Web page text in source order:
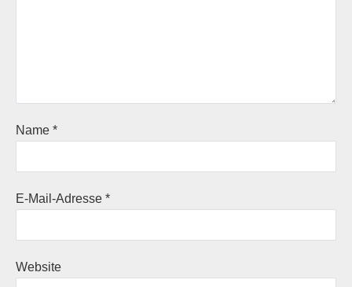
Name *
E-Mail-Adresse *
Website